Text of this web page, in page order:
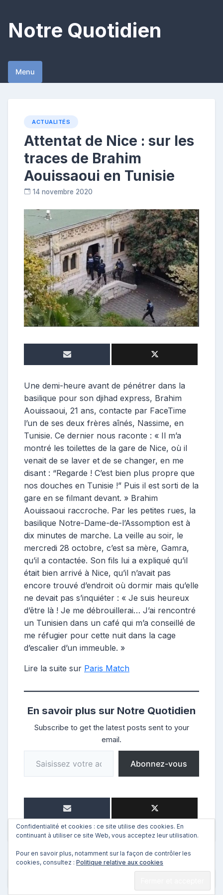
content
Notre Quotidien
Menu
ACTUALITÉS
Attentat de Nice : sur les
traces de Brahim
Aouissaoui en Tunisie
14 novembre 2020
p
o
s
t
e
u
r
Une demi-heure avant de pénétrer dans la
basilique pour son djihad express, Brahim
Aouissaoui, 21 ans, contacte par FaceTime
l’un de ses deux frères aînés, Nassime, en
Tunisie. Ce dernier nous raconte : « Il m’a
montré les toilettes de la gare de Nice, où il
venait de se laver et de se changer, en me
disant : “Regarde ! C’est bien plus propre que
nos douches en Tunisie !” Puis il est sorti de la
gare en se filmant devant. » Brahim
Aouissaoui raccroche. Par les petites rues, la
basilique Notre-Dame-de-l’Assomption est à
dix minutes de marche. La veille au soir, le
mercredi 28 octobre, c’est sa mère, Gamra,
qu’il a contactée. Son fils lui a expliqué qu’il
était bien arrivé à Nice, qu’il n’avait pas
encore trouvé d’endroit où dormir mais qu’elle
ne devait pas s’inquiéter : « Je suis heureux
d’être là ! Je me débrouillerai… J’ai rencontré
un Tunisien dans un café qui m’a conseillé de
me réfugier pour cette nuit dans la cage
d’escalier d’un immeuble. »
Lire la suite sur Paris Match
En savoir plus sur Notre Quotidien
Subscribe to get the latest posts sent to your
email.
Saisissez votre adresse e-mail…
Abonnez-vous
Confidentialité et cookies : ce site utilise des cookies. En
continuant à utiliser ce site Web, vous acceptez leur utilisation.
Pour en savoir plus, notamment sur la façon de contrôler les
cookies, consultez : Politique relative aux cookies